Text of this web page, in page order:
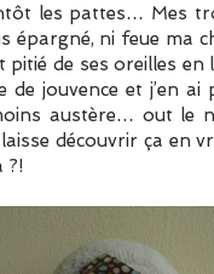
les pattes… Mes
épargné, ni feue ma
pitié de ses oreilles en
de jouvence et j’en
austère… out le
découvrir ça en
?!